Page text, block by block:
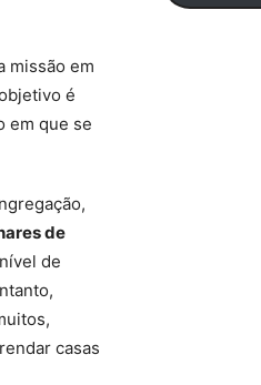
missão em
é
em que se
de
de
casas